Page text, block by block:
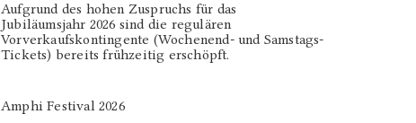
Aufgrund des hohen Zuspruchs für das
Jubiläumsjahr 2026 sind die regulären
Vorverkaufskontingente (Wochenend- und Samstags-
Tickets) bereits frühzeitig erschöpft.
Amphi Festival 2026